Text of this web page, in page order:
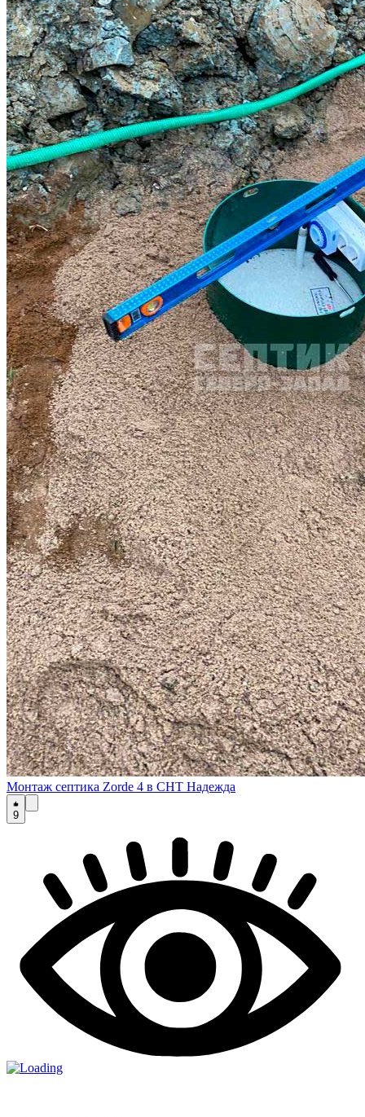
Монтаж септика Zorde 4 в СНТ Надежда
9